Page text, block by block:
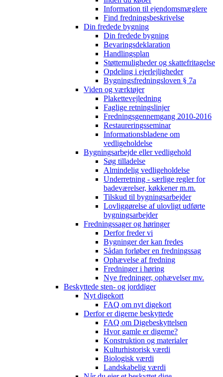
Information til ejendomsmæglere
Find fredningsbeskrivelse
Din fredede bygning
Din fredede bygning
Bevaringsdeklaration
Handlingsplan
Støttemuligheder og skattefritagelse
Opdeling i ejerlejligheder
Bygningsfredningsloven § 7a
Viden og værktøjer
Plakettevejledning
Faglige retningslinjer
Fredningsgennemgang 2010-2016
Restaureringsseminar
Informationsbladene om
vedligeholdelse
Bygningsarbejde eller vedligehold
Søg tilladelse
Almindelig vedligeholdelse
Underretning - særlige regler for
badeværelser, køkkener m.m.
Tilskud til bygningsarbejder
Lovliggørelse af ulovligt udførte
bygningsarbejder
Fredningssager og høringer
Derfor freder vi
Bygninger der kan fredes
Sådan forløber en fredningssag
Ophævelse af fredning
Fredninger i høring
Nye fredninger, ophævelser mv.
Beskyttede sten- og jorddiger
Nyt digekort
FAQ om nyt digekort
Derfor er digerne beskyttede
FAQ om Digebeskyttelsen
Hvor gamle er digerne?
Konstruktion og materialer
Kulturhistorisk værdi
Biologisk værdi
Landskabelig værdi